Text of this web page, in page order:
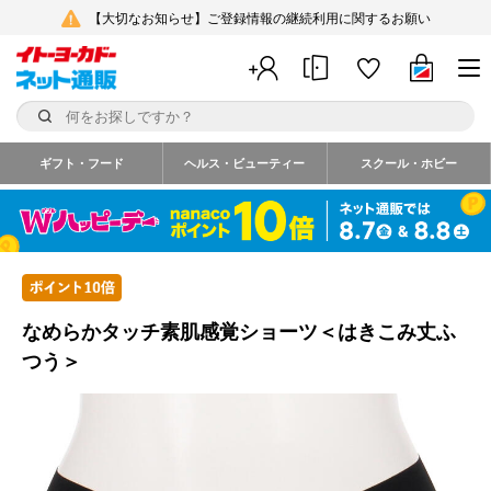
【大切なお知らせ】ご登録情報の継続利用に関するお願い
ギフト・フード ヘルス・ビューティー スクール・ホビー
なめらかタッチ素肌感覚ショーツ＜はきこみ丈ふ
つう＞